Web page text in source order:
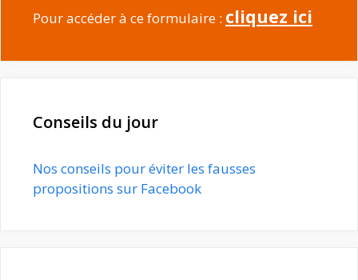
Pour accéder à ce formulaire : cliquez ici
Conseils du jour
Nos conseils pour éviter les fausses
propositions sur Facebook